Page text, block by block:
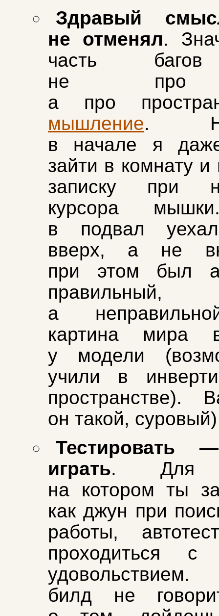
Здравый
не отменял.
часть
не про
а про
мышление.
в начале я
зайти в комнату и
записку при
курсора
в подвал уехал
вверх, а не
при этом был
правильный,
а
картина мира
у модели
учили в
пространстве).
он такой, суровый)
Тестировать
играть. Для
на котором ты
как джун при
работы,
проходиться с
билд не